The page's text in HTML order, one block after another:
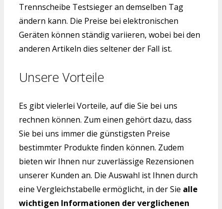
Trennscheibe Testsieger an demselben Tag
ändern kann. Die Preise bei elektronischen
Geräten können ständig variieren, wobei bei den
anderen Artikeln dies seltener der Fall ist.
Unsere Vorteile
Es gibt vielerlei Vorteile, auf die Sie bei uns
rechnen können. Zum einen gehört dazu, dass
Sie bei uns immer die günstigsten Preise
bestimmter Produkte finden können. Zudem
bieten wir Ihnen nur zuverlässige Rezensionen
unserer Kunden an. Die Auswahl ist Ihnen durch
eine Vergleichstabelle ermöglicht, in der Sie alle
wichtigen Informationen der verglichenen